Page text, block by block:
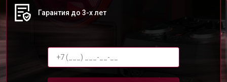
Гарантия до 3-х лет